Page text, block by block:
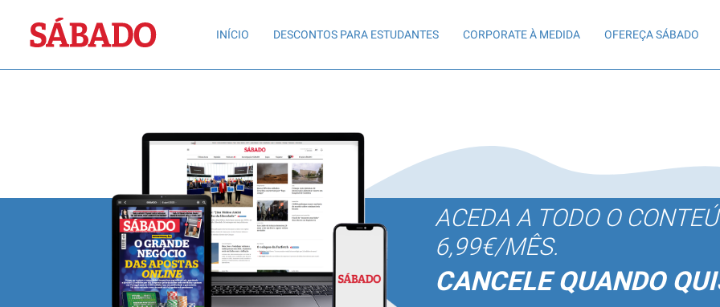
Sábado
INÍCIO DESCONTOS PARA ESTUDANTES CORPORATE À MEDIDA OFEREÇA SÁBADO
ACEDA A TODO O
6,99€/MÊS.
CANCELE QUANDO